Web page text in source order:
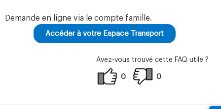
Demande en ligne via le compte famille.
Accéder à votre Espace Transport
Avez-vous trouvé cette FAQ utile ?
0 0